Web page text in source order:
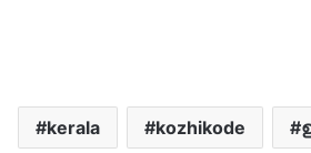
kerala kozhikode